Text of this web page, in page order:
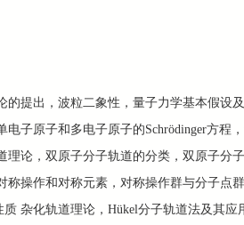
的提出，波粒二象性，量子力学基本假设
电子原子和多电子原子的Schrödinger方程
理论，双原子分子轨道的分类，双原子分
称操作和对称元素，对称操作群与分子点
杂化轨道理论，Hükel分子轨道法及其